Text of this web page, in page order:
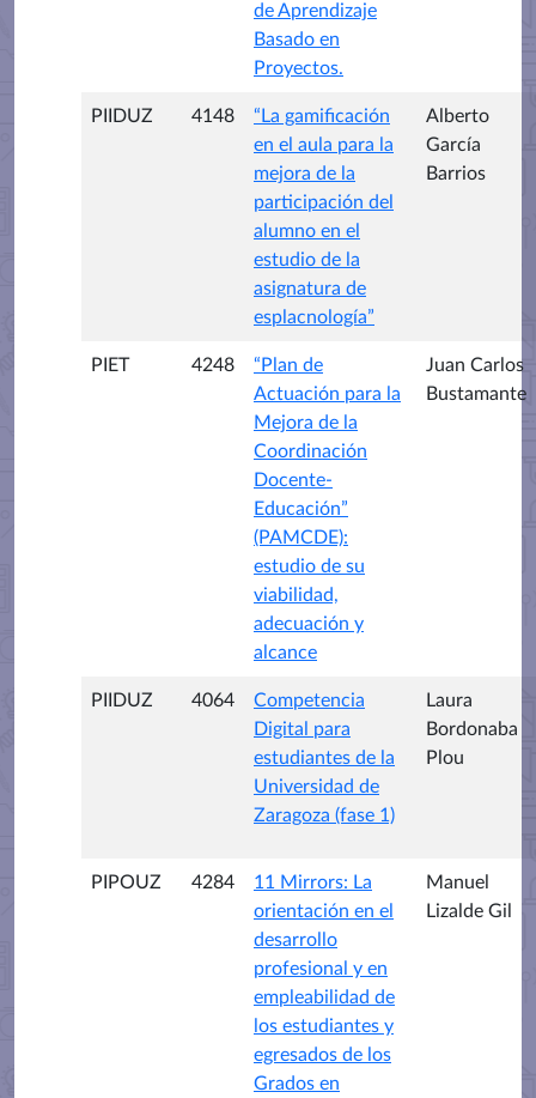
de Aprendizaje
Basado en
Proyectos.
PIIDUZ 4148
“La gamificación
en el aula para la
mejora de la
participación del
alumno en el
estudio de la
asignatura de
esplacnología”
Alberto
García
Barrios
PIET 4248
“Plan de
Actuación para la
Mejora de la
Coordinación
Docente-
Educación”
(PAMCDE):
estudio de su
viabilidad,
adecuación y
alcance
Juan Carlos
Bustamante
PIIDUZ 4064
Competencia
Digital para
estudiantes de la
Universidad de
Zaragoza (fase 1)
Laura
Bordonaba
Plou
PIPOUZ 4284
11 Mirrors: La
orientación en el
desarrollo
profesional y en
empleabilidad de
los estudiantes y
egresados de los
Grados en
Manuel
Lizalde Gil